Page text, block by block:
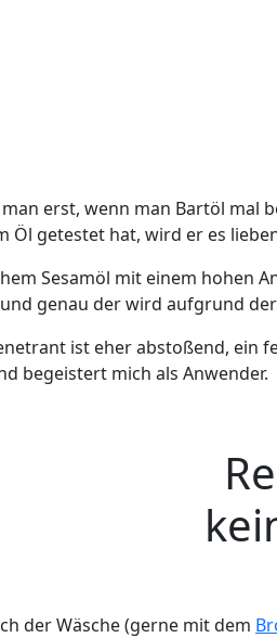
erst, wenn man Bartöl
Öl getestet hat, wird er es
Sesamöl mit einem hohen
genau der wird aufgrund
ist eher abstoßend, ein
begeistert mich als Anwender.
der Wäsche (gerne mit dem